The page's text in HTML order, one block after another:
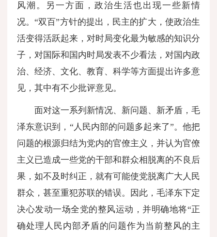
风潮。另一方面，政治生活也出现一些新情
况。“双百”方针的提出，民主的扩大，使政治生
活变得活跃起来，对时局变化最为敏感的知识分
子，对国际和国内时局发表不少看法，对国内政
治、经济、文化、教育、科学等方面提出许多意
见，其中有不少批评意见。
面对这一系列新情况、新问题、新矛盾，毛
泽东意识到，“人民内部的问题多起来了”。他把
问题的根源归结为党内的官僚主义，并认为官僚
主义已造成一些党的干部和群众相脱离的不良后
果，如不及时纠正，就有可能使党脱离广大人民
群众，甚至重犯苏联的错误。因此，毛泽东下定
决心发动一场全党的整风运动，并明确地将“正
确处理人民内部矛盾的问题作为当前整风的主